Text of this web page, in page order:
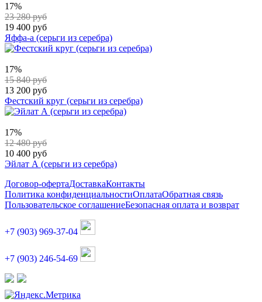
17%
23 280 руб
19 400 руб
Яффа-а (серьги из серебра)
17%
15 840 руб
13 200 руб
Фестский круг (серьги из серебра)
17%
12 480 руб
10 400 руб
Эйлат А (серьги из серебра)
Договор-офертаДоставкаКонтакты
Политика конфиденциальностиОплатаОбратная связь
Пользовательское соглашениеБезопасная оплата и возврат
+7 (903) 969-37-04
+7 (903) 246-54-69